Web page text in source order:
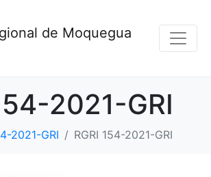
de Moquegua
2021-GRI
2021-GRI RGRI 154-2021-GRI